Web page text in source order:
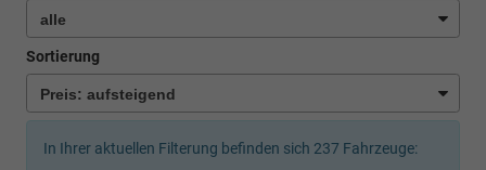
Sortierung
In Ihrer aktuellen Filterung befinden sich 237 Fahrzeuge: